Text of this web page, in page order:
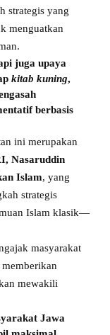
strategis yang
menguatkan
juga upaya
kitab kuning,
berbasis
ini merupakan
Nasaruddin
Islam, yang
strategis
Islam klasik—
masyarakat
mewakili
Jawa